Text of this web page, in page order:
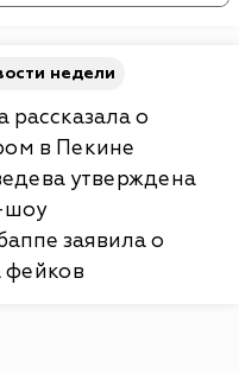
недели
рассказала о
в Пекине
утверждена
шоу
заявила о
фейков